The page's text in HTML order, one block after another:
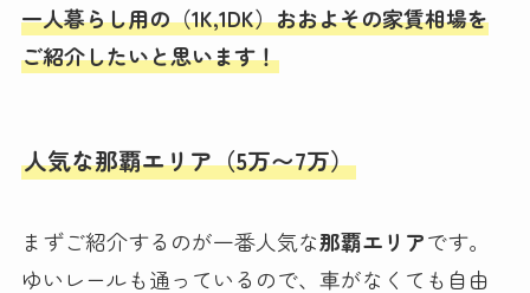
一人暮らし用の（1K,1DK）おおよその家賃相場を
ご紹介したいと思います！
人気な那覇エリア（5万〜7万）
まずご紹介するのが一番人気な那覇エリアです。
ゆいレールも通っているので、車がなくても自由